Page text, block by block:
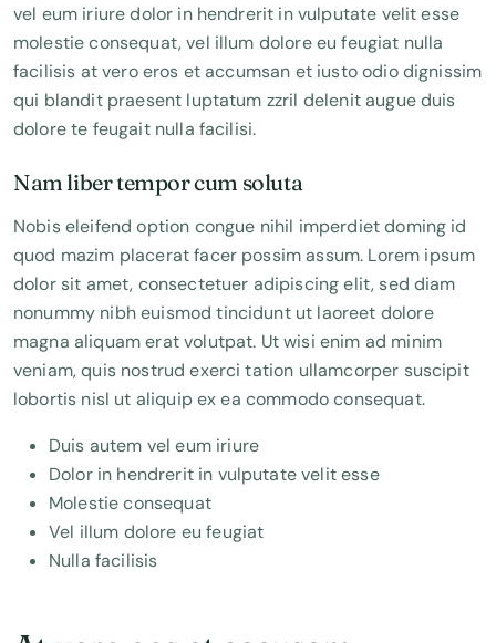
vel eum iriure dolor in hendrerit in vulputate velit esse
molestie consequat, vel illum dolore eu feugiat nulla
facilisis at vero eros et accumsan et iusto odio dignissim
qui blandit praesent luptatum zzril delenit augue duis
dolore te feugait nulla facilisi.
Nam liber tempor cum soluta
Nobis eleifend option congue nihil imperdiet doming id
quod mazim placerat facer possim assum. Lorem ipsum
dolor sit amet, consectetuer adipiscing elit, sed diam
nonummy nibh euismod tincidunt ut laoreet dolore
magna aliquam erat volutpat. Ut wisi enim ad minim
veniam, quis nostrud exerci tation ullamcorper suscipit
lobortis nisl ut aliquip ex ea commodo consequat.
Duis autem vel eum iriure
Dolor in hendrerit in vulputate velit esse
Molestie consequat
Vel illum dolore eu feugiat
Nulla facilisis